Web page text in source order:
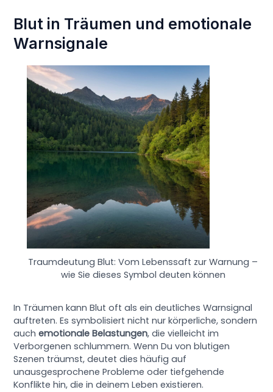
Blut in Träumen und emotionale
Warnsignale
Traumdeutung Blut: Vom Lebenssaft zur Warnung –
wie Sie dieses Symbol deuten können
In Träumen kann Blut oft als ein deutliches Warnsignal
auftreten. Es symbolisiert nicht nur körperliche, sondern
auchemotionale Belastungen, die vielleicht im
Verborgenen schlummern. Wenn Du von blutigen
Szenen träumst, deutet dies häufig auf
unausgesprochene Probleme oder tiefgehende
Konflikte hin, die in deinem Leben existieren.